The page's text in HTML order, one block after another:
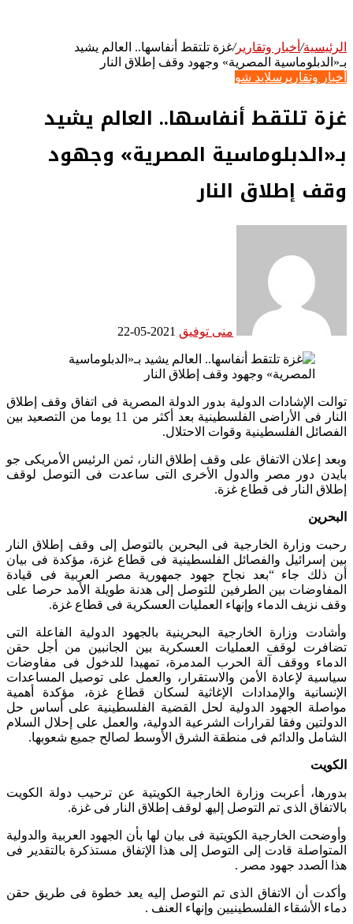
الرئيسية/ أخبار وتقارير/غزة تلتقط أنفاسها.. العالم يشيد
بـ«الدبلوماسية المصرية» وجهود وقف إطلاق النار
أخبار وتقارير سلايد شو
غزة تلتقط أنفاسها.. العالم يشيد
بـ«الدبلوماسية المصرية» وجهود
وقف إطلاق النار
منى توفيق 2021-05-22
توالت الإشادات الدولية بدور الدولة المصرية فى اتفاق وقف إطلاق
النار فى الأراضى الفلسطينية بعد أكثر من 11 يوما من التصعيد بين
الفصائل الفلسطينية وقوات الاحتلال.
وبعد إعلان الاتفاق على وقف إطلاق النار، ثمن الرئيس الأمريكى جو
بايدن دور مصر والدول الأخرى التى ساعدت فى التوصل لوقف
إطلاق النار فى قطاع غزة.
البحرين
رحبت وزارة الخارجية فى البحرين بالتوصل إلى وقف إطلاق النار
بين إسرائيل والفصائل الفلسطينية فى قطاع غزة، مؤكدة فى بيان
أن ذلك جاء “بعد نجاح جهود جمهورية مصر العربية فى قيادة
المفاوضات بين الطرفين للتوصل إلى هدنة طويلة الأمد حرصا على
وقف نزيف الدماء وإنهاء العمليات العسكرية فى قطاع غزة.
وأشادت وزارة الخارجية البحرينية بالجهود الدولية الفاعلة التى
تضافرت لوقف العمليات العسكرية بين الجانبين من أجل حقن
الدماء ووقف آلة الحرب المدمرة، تمهيدا للدخول فى مفاوضات
سياسية لإعادة الأمن والاستقرار، والعمل على توصيل المساعدات
الإنسانية والإمدادات الإغاثية لسكان قطاع غزة، مؤكدة أهمية
مواصلة الجهود الدولية لحل القضية الفلسطينية على أساس حل
الدولتين وفقا لقرارات الشرعية الدولية، والعمل على إحلال السلام
الشامل والدائم فى منطقة الشرق الأوسط لصالح جميع شعوبها.
الكويت
بدورها، أعربت وزارة الخارجیة الكویتیة عن ترحیب دولة الكویت
بالاتفاق الذى تم التوصل إلیھ لوقف إطلاق النار فى غزة.
وأوضحت الخارجية الكويتية فى بيان لها بأن الجھود العربیة والدولیة
المتواصلة قادت إلى التوصل إلى ھذا الإتفاق مستذكرة بالتقدیر فى
ھذا الصدد جھود مصر .
وأكدت أن الاتفاق الذى تم التوصل إلیه یعد خطوة فى طریق حقن
دماء الأشقاء الفلسطینیین وإنھاء العنف .